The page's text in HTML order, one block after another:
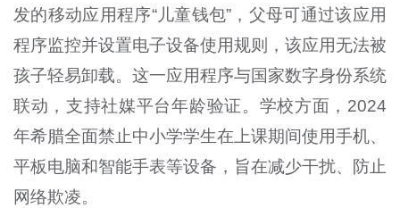
发的移动应用程序“儿童钱包”，父母可通过该应用
程序监控并设置电子设备使用规则，该应用无法被
孩子轻易卸载。这一应用程序与国家数字身份系统
联动，支持社媒平台年龄验证。学校方面，2024
年希腊全面禁止中小学学生在上课期间使用手机、
平板电脑和智能手表等设备，旨在减少干扰、防止
网络欺凌。